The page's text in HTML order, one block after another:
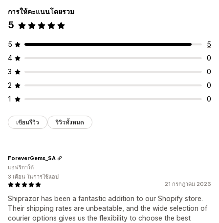
ประวัติการติดตาม
การให้คะแนนโดยรวม
5
5
5
4
0
3
0
2
0
1
0
เขียนรีวิว รีวิวทั้งหมด
21 กรกฎาคม 2026
Shiprazor has been a fantastic addition to our Shopify store.
Their shipping rates are unbeatable, and the wide selection of
courier options gives us the flexibility to choose the best
ForeverGems_SA
แอฟริกาใต้
3 เดือน ในการใช้แอป